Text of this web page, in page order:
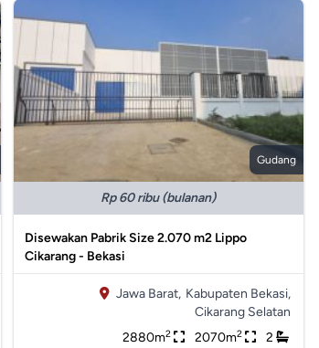
Gudang
Rp 60 ribu (bulanan)
Disewakan Pabrik Size 2.070 m2 Lippo
Cikarang - Bekasi
Jawa Barat, Kabupaten Bekasi,
Cikarang Selatan
2880m2 2070m2 2